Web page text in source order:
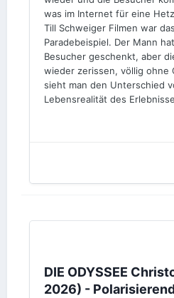
was im Internet für eine
Till Schweiger Filmen war
Paradebeispiel. Der Mann
Besucher geschenkt, aber
wieder zerissen, völlig ohne
sieht man den Unterschied
Lebensrealität des
DIE ODYSSEE
2026) -